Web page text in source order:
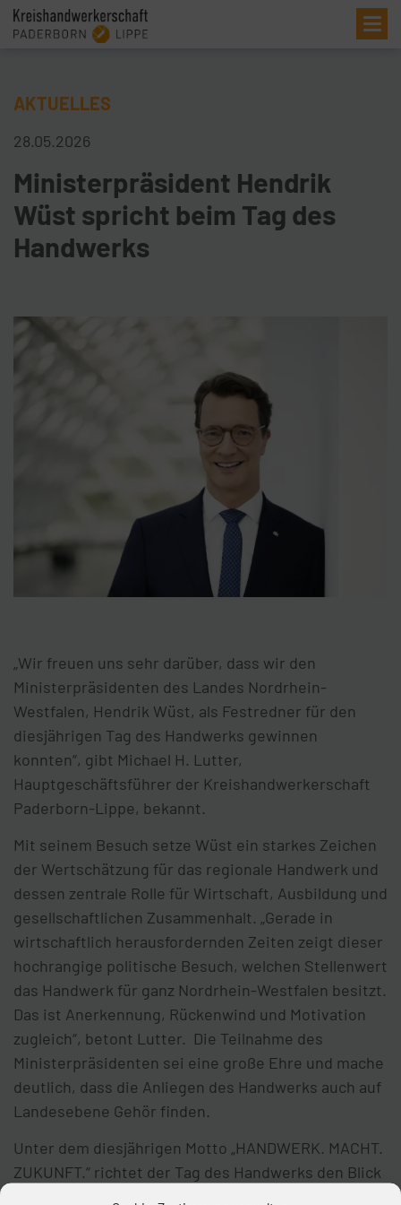
AKTUELLES
28.05.2026
Ministerpräsident Hendrik
Wüst spricht beim Tag des
Handwerks
„Wir freuen uns sehr darüber, dass wir den
Ministerpräsidenten des Landes Nordrhein-
Westfalen, Hendrik Wüst, als Festredner für den
diesjährigen Tag des Handwerks gewinnen
konnten“, gibt Michael H. Lutter,
Hauptgeschäftsführer der Kreishandwerkerschaft
Paderborn-Lippe, bekannt.
Mit seinem Besuch setze Wüst ein starkes Zeichen
der Wertschätzung für das regionale Handwerk und
dessen zentrale Rolle für Wirtschaft, Ausbildung und
gesellschaftlichen Zusammenhalt. „Gerade in
wirtschaftlich herausfordernden Zeiten zeigt dieser
hochrangige politische Besuch, welchen Stellenwert
das Handwerk für ganz Nordrhein-Westfalen besitzt.
Das ist Anerkennung, Rückenwind und Motivation
zugleich“, betont Lutter. Die Teilnahme des
Ministerpräsidenten sei eine große Ehre und mache
deutlich, dass die Anliegen des Handwerks auch auf
Landesebene Gehör finden.
Unter dem diesjährigen Motto „HANDWERK. MACHT.
ZUKUNFT.“ richtet der Tag des Handwerks den Blick